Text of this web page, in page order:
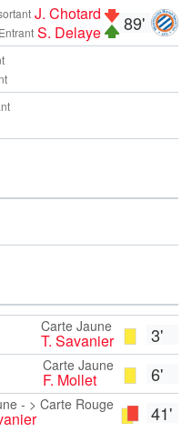
89'
J. Chotard
Entrant S. Delaye
3'
Carte Jaune
T. Savanier
6'
Carte Jaune
F. Mollet
41'
- > Carte Rouge